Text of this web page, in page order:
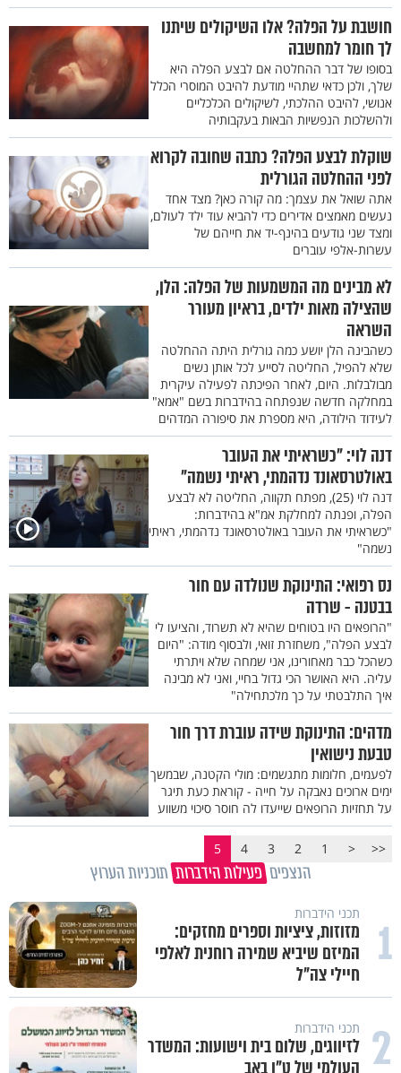
חושבת על הפלה? אלו השיקולים שיתנו
לך חומר למחשבה
בסופו של דבר ההחלטה אם לבצע הפלה היא
שלך, ולכן כדאי שתהיי מודעת להיבט המוסרי הכלל
אנושי, להיבט ההלכתי, לשיקולים הכלכליים
ולהשלכות הנפשיות הבאות בעקבותיה
שוקלת לבצע הפלה? כתבה שחובה לקרוא
לפני ההחלטה הגורלית
אתה שואל את עצמך: מה קורה כאן? מצד אחד
נעשים מאמצים אדירים כדי להביא עוד ילד לעולם,
ומצד שני גודעים בהינף-יד את חייהם של
עשרות-אלפי עוברים
לא מבינים מה המשמעות של הפלה: הלן,
שהצילה מאות ילדים, בראיון מעורר
השראה
כשהבינה הלן יושע כמה גורלית היתה ההחלטה
שלא להפיל, החליטה לסייע לכל אותן נשים
מבולבלות. היום, לאחר הפיכתה לפעילה עיקרית
במחלקה חדשה שנפתחה בהידברות בשם "אמא"
לעידוד הילודה, היא מספרת את סיפורה המדהים
דנה לוי: "כשראיתי את העובר
באולטרסאונד נדהמתי, ראיתי נשמה"
דנה לוי (25), מפתח תקווה, החליטה לא לבצע
הפלה, ופנתה למחלקת אמ"א בהידברות:
"כשראיתי את העובר באולטרסאונד נדהמתי, ראיתי
נשמה"
נס רפואי: התינוקת שנולדה עם חור
בבטנה - שרדה
"הרופאים היו בטוחים שהיא לא תשרוד, והציעו לי
לבצע הפלה", משחזרת זואי, ולבסוף מודה: "היום
כשהכל כבר מאחורינו, אני שמחה שלא ויתרתי
עליה. היא האושר הכי גדול בחיי, ואני לא מבינה
איך התלבטתי על כך מלכתחילה"
מדהים: התינוקת שידה עוברת דרך חור
טבעת נישואין
לפעמים, חלומות מתגשמים: מולי הקטנה, שבמשך
ימים ארוכים נאבקה על חייה - קוראת כעת תיגר
על תחזיות הרופאים שייעדו לה חוסר סיכוי משווע
<<
<
1
2
3
4
5
הנצפים פעילות הידברות תוכניות הערוץ
1 תכני הידברות
מזוזות, ציציות וספרים מחזקים:
המיזם שיביא שמירה רוחנית לאלפי
חיילי צה"ל
2 תכני הידברות
לזיווגים, שלום בית וישועות: המשדר